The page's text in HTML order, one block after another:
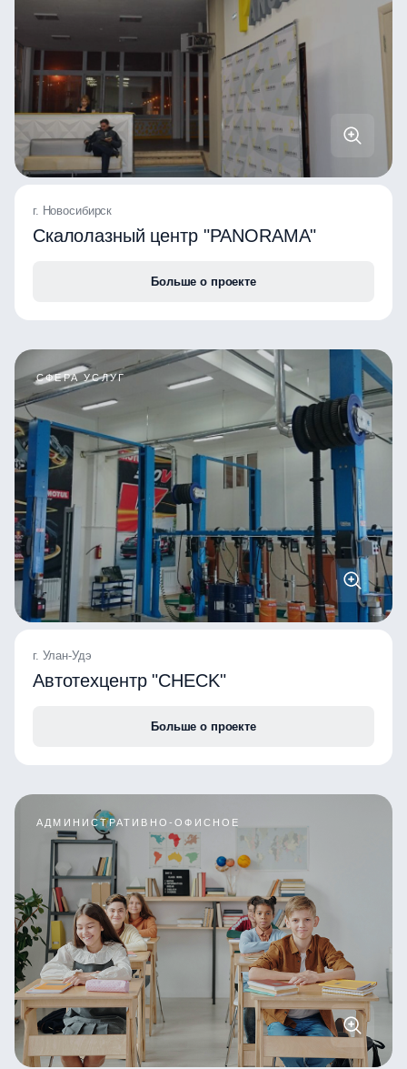
г. Новосибирск
Скалолазный центр "PANORAMA"
Больше о проекте
СФЕРА УСЛУГ
г. Улан-Удэ
Автотехцентр "CHECK"
Больше о проекте
АДМИНИСТРАТИВНО-ОФИСНОЕ